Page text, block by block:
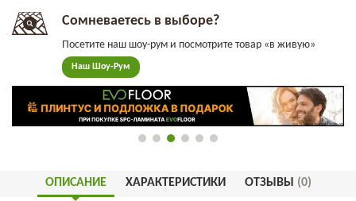
Сомневаетесь в выборе?
Посетите наш шоу-рум и посмотрите товар «в живую»
Наш Шоу-Рум
ОПИСАНИЕ ХАРАКТЕРИСТИКИ ОТЗЫВЫ (0)